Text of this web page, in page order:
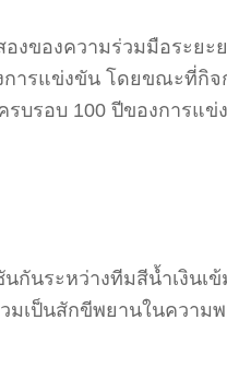
งของความร่วมมือระยะย
การแข่งขัน โดยขณะที่กิจ
รบรอบ 100 ปีของการแ
นกันระหว่างทีมสีน้ำเงินเ
เป็นสักขีพยานในความ